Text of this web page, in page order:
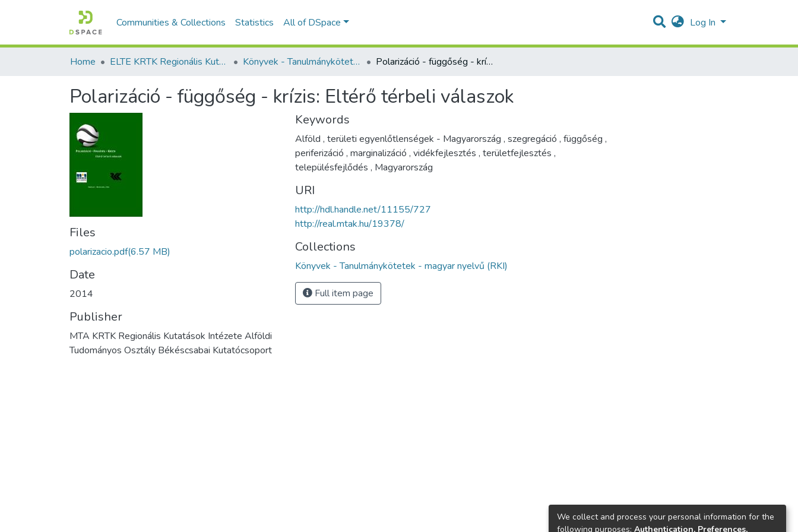
Communities & Collections Statistics All of DSpace Log In
Home ELTE KRTK Regionális Kutatások Intézete Könyvek - Tanulmánykötetek - magyar nyelvű (RKI) Polarizáció - függőség - krízis: Eltérő térbeli válaszok
Polarizáció - függőség - krízis: Eltérő térbeli válaszok
Files
polarizacio.pdf(6.57 MB)
Date
2014
Publisher
MTA KRTK Regionális Kutatások Intézete Alföldi
Tudományos Osztály Békéscsabai Kutatócsoport
Keywords
Alföld , területi egyenlőtlenségek - Magyarország , szegregáció , függőség ,
periferizáció , marginalizáció , vidékfejlesztés , területfejlesztés ,
településfejlődés , Magyarország
URI
http://hdl.handle.net/11155/727
http://real.mtak.hu/19378/
Collections
Könyvek - Tanulmánykötetek - magyar nyelvű (RKI)
Full item page
We collect and process your personal information for the
following purposes: Authentication, Preferences,